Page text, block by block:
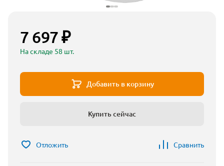
7 697 ₽
На складе 58 шт.
Добавить в корзину
Купить сейчас
Отложить Сравнить